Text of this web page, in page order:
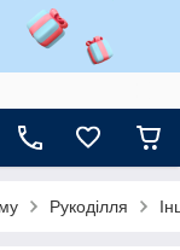
Рукоділля